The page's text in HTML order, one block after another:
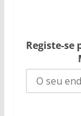
Registe-se